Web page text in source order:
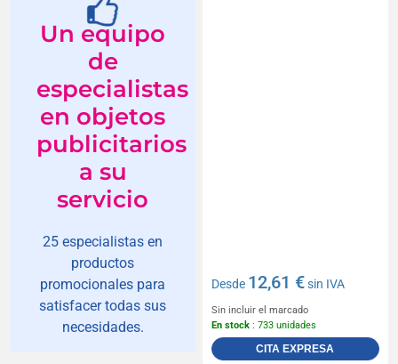
Un equipo
de
especialistas
en objetos
publicitarios
a su
servicio
25 especialistas en
productos
promocionales para
satisfacer todas sus
necesidades.
Desde 12,61 €sin IVA
Sin incluir el marcado
En stock : 733 unidades
CITA EXPRESA